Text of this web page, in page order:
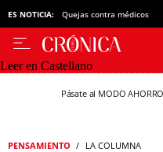
ES NOTICIA: Quejas contra médicos
Leer en Castellano
Pásate al MODO AHORRO
PENSAMIENTO LA COLUMNA